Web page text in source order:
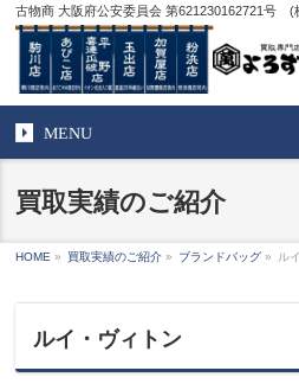
古物商 大阪府公安委員会 第621230162721号 (
MENU
買取実績のご紹介
HOME » 買取実績のご紹介 » ブランドバッグ » ル
ルイ・ヴィトン